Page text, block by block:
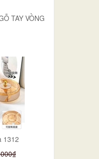
TAY VỒNG
1312